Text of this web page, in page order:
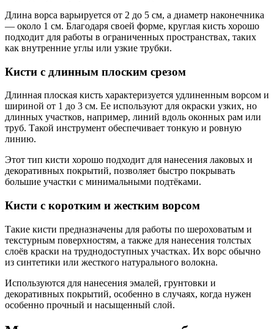
Длина ворса варьируется от 2 до 5 см, а диаметр наконечника
— около 1 см. Благодаря своей форме, круглая кисть хорошо
подходит для работы в ограниченных пространствах, таких
как внутренние углы или узкие трубки.
Кисти с длинным плоским срезом
Длинная плоская кисть характеризуется удлиненным ворсом и
шириной от 1 до 3 см. Ее используют для окраски узких, но
длинных участков, например, линий вдоль оконных рам или
труб. Такой инструмент обеспечивает тонкую и ровную
линию.
Этот тип кисти хорошо подходит для нанесения лаковых и
декоративных покрытий, позволяет быстро покрывать
большие участки с минимальными подтёками.
Кисти с коротким и жестким ворсом
Такие кисти предназначены для работы по шероховатым и
текстурным поверхностям, а также для нанесения толстых
слоёв краски на труднодоступных участках. Их ворс обычно
из синтетики или жесткого натурального волокна.
Используются для нанесения эмалей, грунтовки и
декоративных покрытий, особенно в случаях, когда нужен
особенно прочный и насыщенный слой.